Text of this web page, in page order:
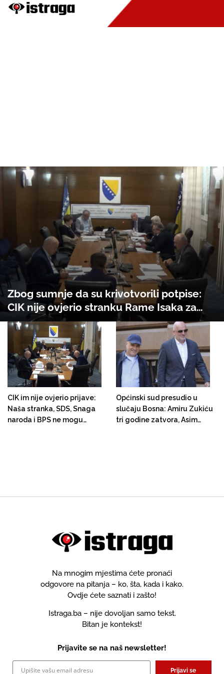
Zbog sumnje da su krivotvorili potpise:
CIK nije ovjerio stranku Rame Isaka za
državni nivo vlasti
CIK im nije ovjerio prijave:
Naša stranka, SDS, Snaga
naroda i BPS ne mogu
Općinski sud presudio u
slučaju Bosna: Amiru Zukiću
tri godine zatvora, Asim
Na mnogim mjestima ćete pronaći
odgovore na pitanja – ko, šta, kada i kako.
Ovdje ćete saznati i zašto!
Istraga.ba – nije dovoljan samo tekst.
Bitan je kontekst!
Prijavite se na naš newsletter!
Prijavi se